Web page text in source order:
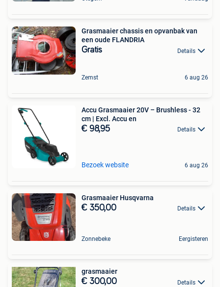
Grasmaaier chassis en opvanbak van
een oude FLANDRIA
Gratis Details
Zemst 6 aug 26
Accu Grasmaaier 20V – Brushless - 32
cm | Excl. Accu en
€ 98,95 Details
Bezoek website 6 aug 26
Grasmaaier Husqvarna
€ 350,00 Details
Zonnebeke Eergisteren
grasmaaier
€ 300,00 Details